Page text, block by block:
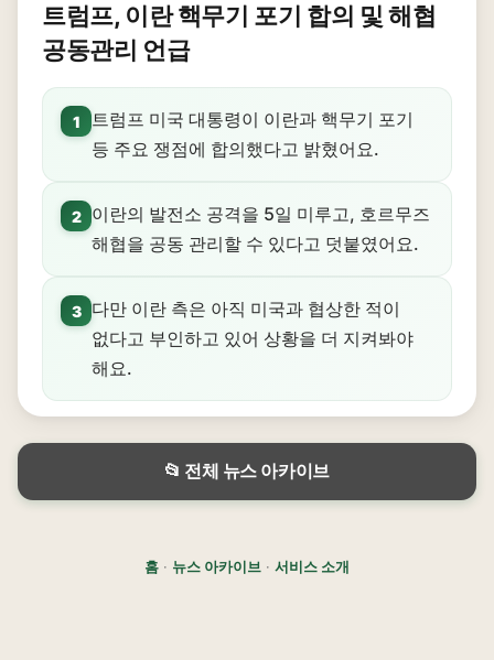
트럼프, 이란 핵무기 포기 합의 및 해협
공동관리 언급
1
트럼프 미국 대통령이 이란과 핵무기 포기
등 주요 쟁점에 합의했다고 밝혔어요.
2
이란의 발전소 공격을 5일 미루고, 호르무즈
해협을 공동 관리할 수 있다고 덧붙였어요.
3
다만 이란 측은 아직 미국과 협상한 적이
없다고 부인하고 있어 상황을 더 지켜봐야
해요.
📂 전체 뉴스 아카이브
홈 · 뉴스 아카이브 · 서비스 소개